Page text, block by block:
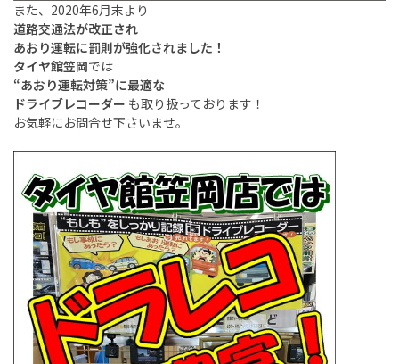
また、2020年6月末より
道路交通法が改正され
あおり運転に罰則が強化されました！
タイヤ館笠岡では
“あおり運転対策”に最適な
ドライブレコーダー も取り扱っております！
お気軽にお問合せ下さいませ。